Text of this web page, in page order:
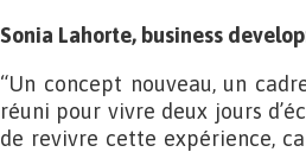
Sonia Lahorte, business
“Un concept nouveau, un
réuni pour vivre deux jours
de revivre cette expérience,